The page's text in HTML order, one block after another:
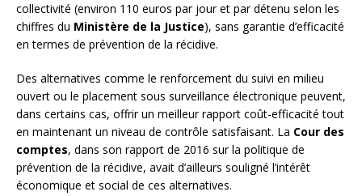
collectivité (environ 110 euros par jour et par détenu selon les
chiffres du Ministère de la Justice), sans garantie d’efficacité
en termes de prévention de la récidive.
Des alternatives comme le renforcement du suivi en milieu
ouvert ou le placement sous surveillance électronique peuvent,
dans certains cas, offrir un meilleur rapport coût-efficacité tout
en maintenant un niveau de contrôle satisfaisant. La Cour des
comptes, dans son rapport de 2016 sur la politique de
prévention de la récidive, avait d’ailleurs souligné l’intérêt
économique et social de ces alternatives.